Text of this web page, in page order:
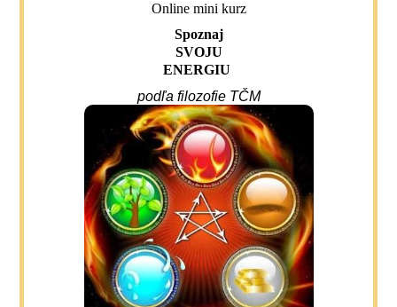
Online mini kurz
Spoznaj
SVOJU
ENERGIU
podľa filozofie TČM